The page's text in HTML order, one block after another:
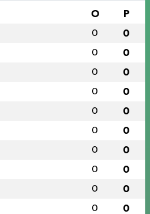
O P
0 0
0 0
0 0
0 0
0 0
0 0
0 0
0 0
0 0
0 0